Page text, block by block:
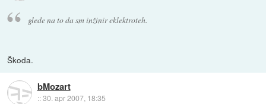
glede na to da sm inžinir eklektroteh.
Škoda.
bMozart
::30. apr 2007, 18:35